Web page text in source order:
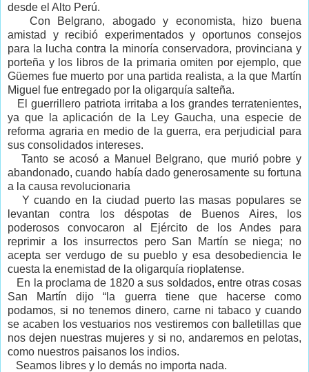
desde el Alto Perú.
Con Belgrano, abogado y economista, hizo buena
amistad y recibió experimentados y oportunos consejos
para la lucha contra la minoría conservadora, provinciana y
porteña y los libros de la primaria omiten por ejemplo, que
Güemes fue muerto por una partida realista, a la que Martín
Miguel fue entregado por la oligarquía salteña.
El guerrillero patriota irritaba a los grandes terratenientes,
ya que la aplicación de la Ley Gaucha, una especie de
reforma agraria en medio de la guerra, era perjudicial para
sus consolidados intereses.
Tanto se acosó a Manuel Belgrano, que murió pobre y
abandonado, cuando había dado generosamente su fortuna
a la causa revolucionaria
Y cuando en la ciudad puerto las masas populares se
levantan contra los déspotas de Buenos Aires, los
poderosos convocaron al Ejército de los Andes para
reprimir a los insurrectos pero San Martín se niega; no
acepta ser verdugo de su pueblo y esa desobediencia le
cuesta la enemistad de la oligarquía rioplatense.
En la proclama de 1820 a sus soldados, entre otras cosas
San Martín dijo “la guerra tiene que hacerse como
podamos, si no tenemos dinero, carne ni tabaco y cuando
se acaben los vestuarios nos vestiremos con balletillas que
nos dejen nuestras mujeres y si no, andaremos en pelotas,
como nuestros paisanos los indios.
Seamos libres y lo demás no importa nada.